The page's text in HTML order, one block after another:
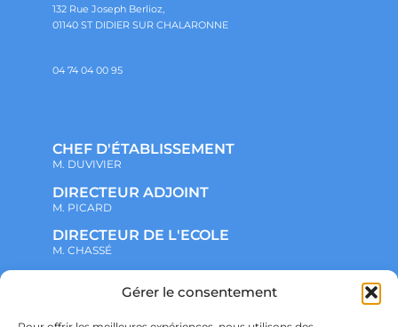
Gérer le consentement
132 Rue Joseph Berlioz,
01140 ST DIDIER SUR CHALARONNE
04 74 04 00 95
CHEF D'ÉTABLISSEMENT
M. DUVIVIER
DIRECTEUR ADJOINT
M. PICARD
DIRECTEUR DE L'ECOLE
M. CHASSÉ
NOTRE ENSEMBLE SCOLAIRE